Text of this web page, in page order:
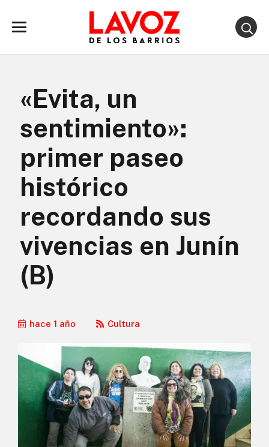
«Evita, un
sentimiento»:
primer paseo
histórico
recordando sus
vivencias en Junín
(B)
hace 1 año Cultura